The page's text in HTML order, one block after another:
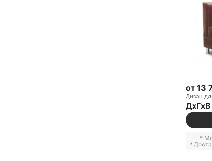
от 13
Диван
ДxГxВ
*
*